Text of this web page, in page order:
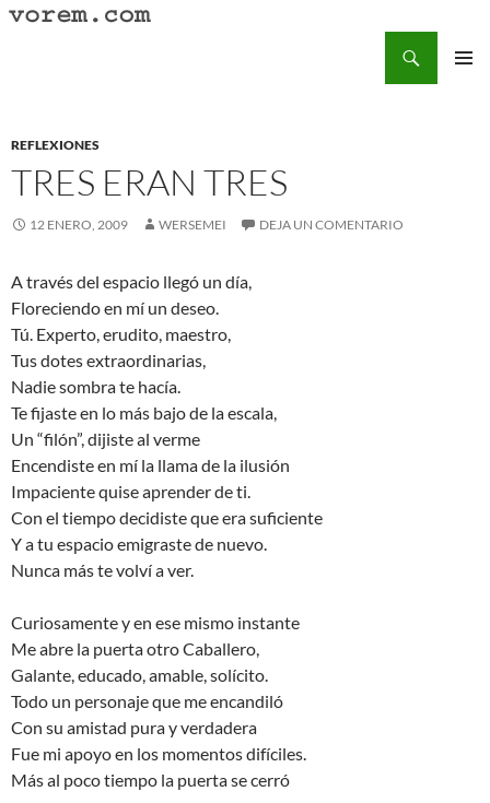
Saltar
REFLEXIONES
TRES ERAN TRES
12 ENERO, 2009 WERSEMEI DEJA UN COMENTARIO
A través del espacio llegó un día,
Floreciendo en mí un deseo.
Tú. Experto, erudito, maestro,
Tus dotes extraordinarias,
Nadie sombra te hacía.
Te fijaste en lo más bajo de la escala,
Un “filón”, dijiste al verme
Encendiste en mí la llama de la ilusión
Impaciente quise aprender de ti.
Con el tiempo decidiste que era suficiente
Y a tu espacio emigraste de nuevo.
Nunca más te volví a ver.
Curiosamente y en ese mismo instante
Me abre la puerta otro Caballero,
Galante, educado, amable, solícito.
Todo un personaje que me encandiló
Con su amistad pura y verdadera
Fue mi apoyo en los momentos difíciles.
Más al poco tiempo la puerta se cerró